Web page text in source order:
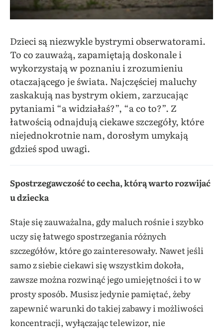
Dzieci są niezwykle bystrymi obserwatorami.
To co zauważą, zapamiętają doskonale i
wykorzystają w poznaniu i zrozumieniu
otaczającego je świata. Najczęściej maluchy
zaskakują nas bystrym okiem, zarzucając
pytaniami “a widziałaś?”, “a co to?”. Z
łatwością odnajdują ciekawe szczegóły, które
niejednokrotnie nam, dorosłym umykają
gdzieś spod uwagi.
Spostrzegawczość to cecha, którą warto rozwijać
u dziecka
Staje się zauważalna, gdy maluch rośnie i szybko
uczy się łatwego spostrzegania różnych
szczegółów, które go zainteresowały. Nawet jeśli
samo z siebie ciekawi się wszystkim dokoła,
zawsze można rozwinąć jego umiejętności i to w
prosty sposób. Musisz jedynie pamiętać, żeby
zapewnić warunki do takiej zabawy i możliwości
koncentracji, wyłączając telewizor, nie